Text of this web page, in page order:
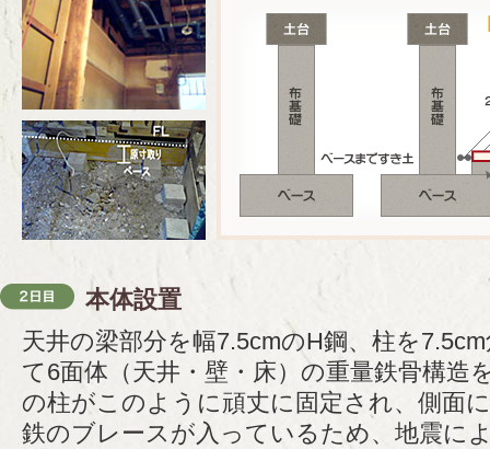
本体設置
天井の梁部分を幅7.5cmのH鋼、柱を
て6面体（天井・壁・床）の重量鉄骨構造
の柱がこのように頑丈に固定され、側面
鉄のブレースが入っているため、地震に